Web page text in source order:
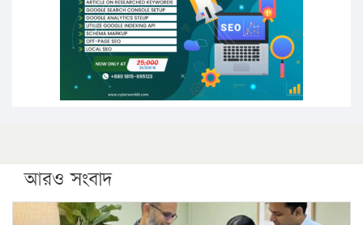
কঠোর হচ্ছে এসএসসি ও এইচএসসি পরীক্ষা
ফরিদগঞ্জে আগুনে পুড়লো ৬ ব্যবসা প্রতিষ্ঠান
আরও সংবাদ